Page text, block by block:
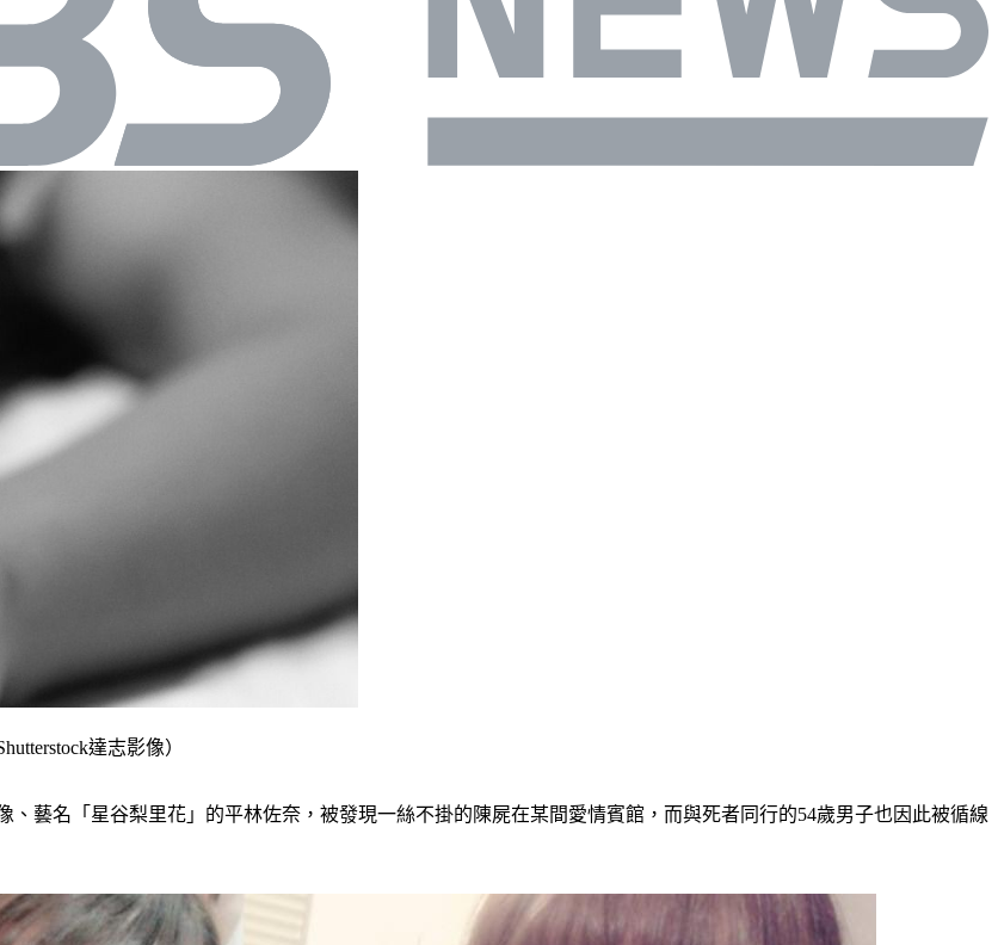
達志影像）
藝名「星谷梨里花」的平林佐奈，被發現一絲不掛的陳屍在某間愛情賓館，而與死者同行的54歲男子也因此被循線